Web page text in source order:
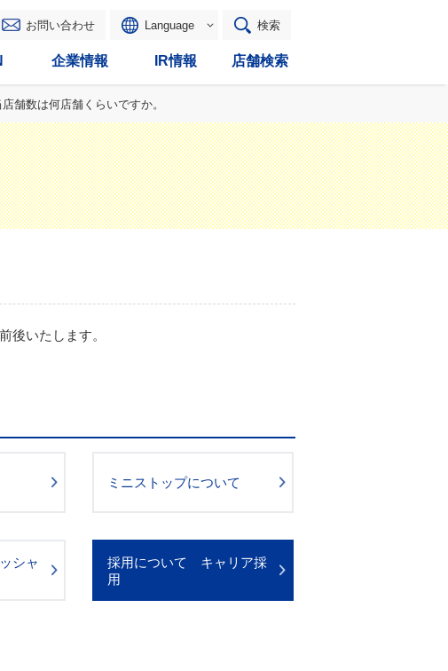
お問い合わせ Language 検索
企業情報 IR情報 店舗検索
舗数は何店舗くらいですか。
後いたします。
ミニストップについて
シャ
採用について キャリア採
用